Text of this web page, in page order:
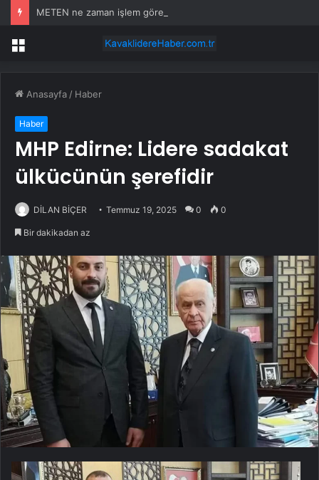
Menü
Anasayfa / Haber
Haber
MHP Edirne: Lidere sadakat
ülkücünün şerefidir
DİLAN BİÇER Temmuz 19, 2025 0 0
Bir dakikadan az